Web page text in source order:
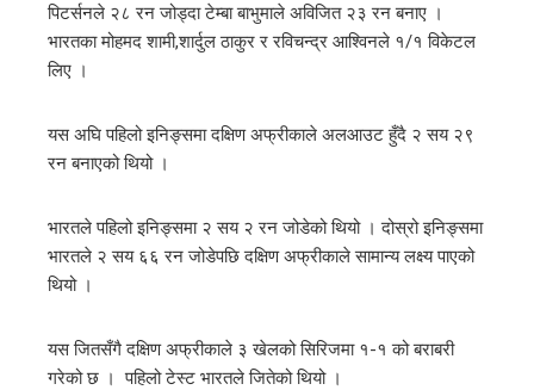
पिटर्सनले २८ रन जोड्दा टेम्बा बाभुमाले अविजित २३ रन बनाए ।
भारतका मोहमद शामी,शार्दुल ठाकुर र रविचन्द्र आश्विनले १/१ विकेटल
लिए ।
यस अघि पहिलो इनिङ्समा दक्षिण अफ्रीकाले अलआउट हुँदै २ सय २९
रन बनाएको थियो ।
भारतले पहिलो इनिङ्समा २ सय २ रन जोडेको थियो । दोस्रो इनिङ्समा
भारतले २ सय ६६ रन जोडेपछि दक्षिण अफ्रीकाले सामान्य लक्ष्य पाएको
थियो ।
यस जितसँगै दक्षिण अफ्रीकाले ३ खेलको सिरिजमा १-१ को बराबरी
गरेको छ । पहिलो टेस्ट भारतले जितेको थियो ।